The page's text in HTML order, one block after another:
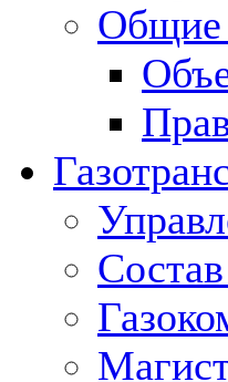
Общие